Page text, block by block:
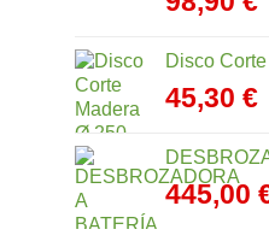
Disco
45,30 €
445,00